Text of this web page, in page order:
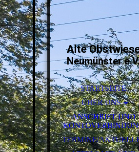
Alte
Neumünster
STARTSEITE
ÜBER UNS
SORTENLISTE DES
ANSCHRIFT UND
TERMINE/